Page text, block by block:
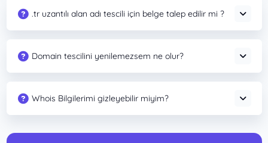
.tr uzantılı alan adı tescili için belge talep edilir mi ?
Domain tescilini yenilemezsem ne olur?
Whois Bilgilerimi gizleyebilir miyim?